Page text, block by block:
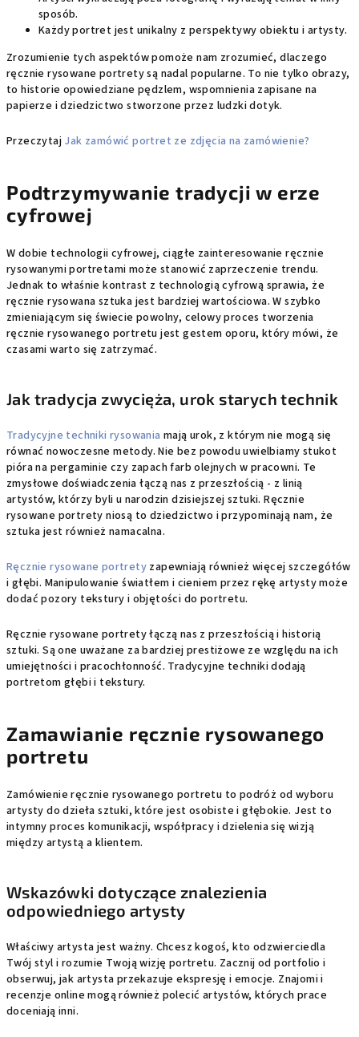
sposób.
Każdy portret jest unikalny z perspektywy obiektu i artysty.
Zrozumienie tych aspektów pomoże nam zrozumieć, dlaczego
ręcznie rysowane portrety są nadal popularne. To nie tylko obrazy,
to historie opowiedziane pędzlem, wspomnienia zapisane na
papierze i dziedzictwo stworzone przez ludzki dotyk.
Przeczytaj Jak zamówić portret ze zdjęcia na zamówienie?
Podtrzymywanie tradycji w erze
cyfrowej
W dobie technologii cyfrowej, ciągłe zainteresowanie ręcznie
rysowanymi portretami może stanowić zaprzeczenie trendu.
Jednak to właśnie kontrast z technologią cyfrową sprawia, że
ręcznie rysowana sztuka jest bardziej wartościowa. W szybko
zmieniającym się świecie powolny, celowy proces tworzenia
ręcznie rysowanego portretu jest gestem oporu, który mówi, że
czasami warto się zatrzymać.
Jak tradycja zwycięża, urok starych technik
Tradycyjne techniki rysowania mają urok, z którym nie mogą się
równać nowoczesne metody. Nie bez powodu uwielbiamy stukot
pióra na pergaminie czy zapach farb olejnych w pracowni. Te
zmysłowe doświadczenia łączą nas z przeszłością - z linią
artystów, którzy byli u narodzin dzisiejszej sztuki. Ręcznie
rysowane portrety niosą to dziedzictwo i przypominają nam, że
sztuka jest również namacalna.
Ręcznie rysowane portrety zapewniają również więcej szczegółów
i głębi. Manipulowanie światłem i cieniem przez rękę artysty może
dodać pozory tekstury i objętości do portretu.
Ręcznie rysowane portrety łączą nas z przeszłością i historią
sztuki. Są one uważane za bardziej prestiżowe ze względu na ich
umiejętności i pracochłonność. Tradycyjne techniki dodają
portretom głębi i tekstury.
Zamawianie ręcznie rysowanego
portretu
Zamówienie ręcznie rysowanego portretu to podróż od wyboru
artysty do dzieła sztuki, które jest osobiste i głębokie. Jest to
intymny proces komunikacji, współpracy i dzielenia się wizją
między artystą a klientem.
Wskazówki dotyczące znalezienia
odpowiedniego artysty
Właściwy artysta jest ważny. Chcesz kogoś, kto odzwierciedla
Twój styl i rozumie Twoją wizję portretu. Zacznij od portfolio i
obserwuj, jak artysta przekazuje ekspresję i emocje. Znajomi i
recenzje online mogą również polecić artystów, których prace
doceniają inni.